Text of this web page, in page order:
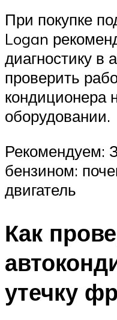
При покупке
Logan
диагностику в
проверить
кондиционера
оборудовании.
Рекомендуем:
бензином:
двигатель
Как
утечку